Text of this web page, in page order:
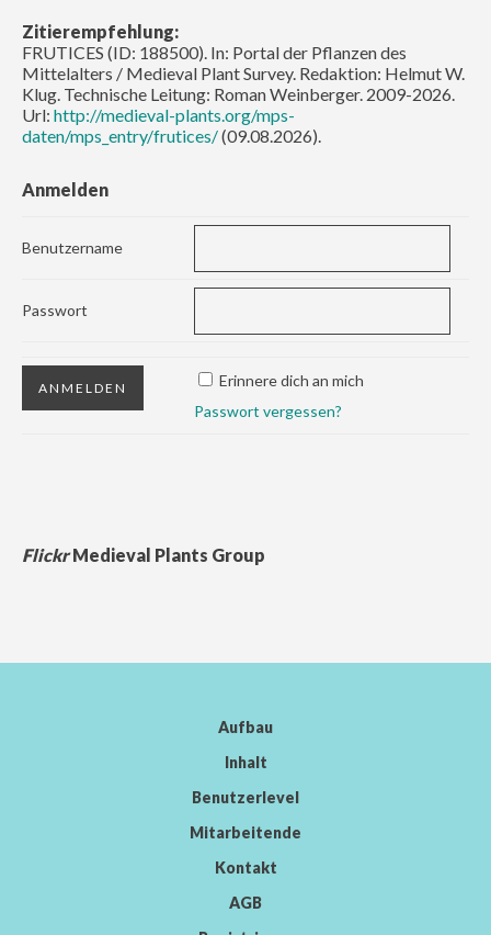
Zitierempfehlung:
FRUTICES (ID: 188500). In: Portal der Pflanzen des
Mittelalters / Medieval Plant Survey. Redaktion: Helmut W.
Klug. Technische Leitung: Roman Weinberger. 2009-2026.
Url: http://medieval-plants.org/mps-
daten/mps_entry/frutices/(09.08.2026).
Anmelden
Benutzername
Passwort
Erinnere dich an mich
Passwort vergessen?
FlickrMedieval Plants Group
Aufbau
Inhalt
Benutzerlevel
Mitarbeitende
Kontakt
AGB